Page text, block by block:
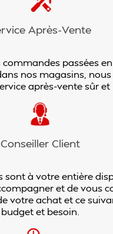
Après-Vente
passées
nos magasins,
après-vente sûr et
Conseiller Client
sont à votre entière
et de vous
votre achat et ce
budget et besoin.